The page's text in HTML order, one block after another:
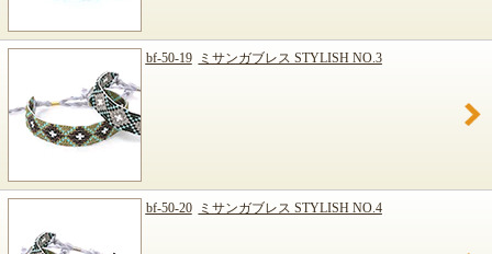
bf-50-19 ミサンガブレス STYLISH NO.3
bf-50-20 ミサンガブレス STYLISH NO.4